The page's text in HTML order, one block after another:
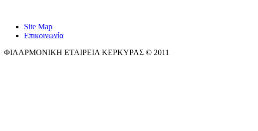
Site Map
Επικοινωνία
ΦΙΛΑΡΜΟΝΙΚΗ ΕΤΑΙΡΕΙΑ ΚΕΡΚΥΡΑΣ © 2011